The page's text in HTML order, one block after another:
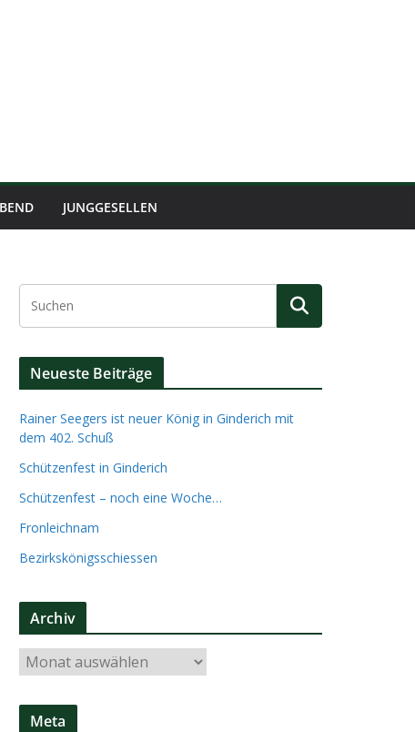
JUNGGESELLEN
Neueste Beiträge
Rainer Seegers ist neuer König in Ginderich mit
dem 402. Schuß
Schützenfest in Ginderich
Schützenfest – noch eine Woche…
Fronleichnam
Bezirkskönigsschiessen
Archiv
r
c
Meta